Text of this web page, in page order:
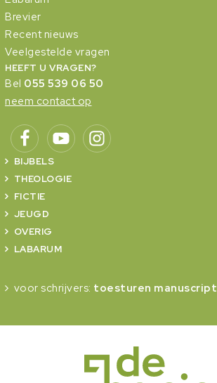
Brevier
Recent nieuws
Veelgestelde vragen
HEEFT U VRAGEN?
Bel 055 539 06 50
neem contact op
BIJBELS
THEOLOGIE
FICTIE
JEUGD
OVERIG
LABARUM
voor schrijvers: toesturen manuscript